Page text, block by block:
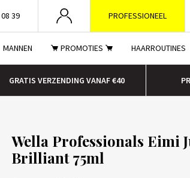
39 PROFESSIONEEL
MANNEN PROMOTIES HAARROUTINES
GRATIS VERZENDING VANAF €40
Wella Professionals Eimi
Brilliant 75ml